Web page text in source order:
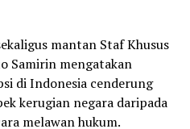
mantan Staf Khusus
Samirin mengatakan
di Indonesia cenderung
kerugian negara daripada
melawan hukum.